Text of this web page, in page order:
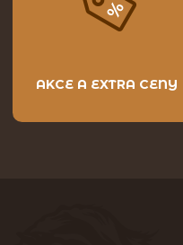
AKCE A EXTRA CENY